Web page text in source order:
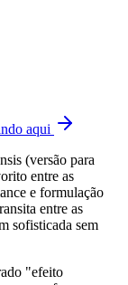
aqui
(versão para
entre as
e formulação
entre as
sofisticada sem
"efeito